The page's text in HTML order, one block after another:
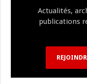
Actualités,
publications